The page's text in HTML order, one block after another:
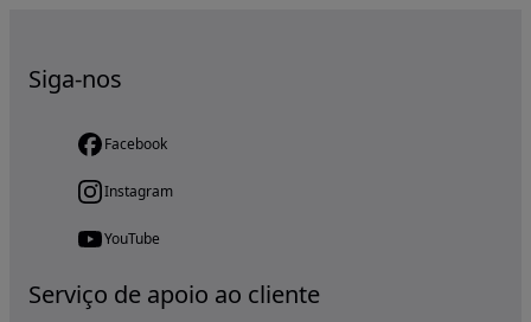
Siga-nos
Facebook
Instagram
YouTube
Serviço de apoio ao cliente